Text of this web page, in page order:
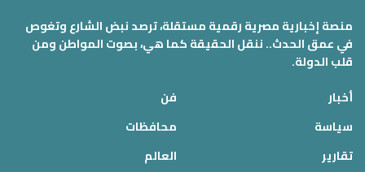
منصة إخبارية مصرية رقمية مستقلة، ترصد نبض الشارع وتغوص
في عمق الحدث.. ننقل الحقيقة كما هي، بصوت المواطن ومن
قلب الدولة.
أخبار
سياسة
تقارير
فن
محافظات
العالم